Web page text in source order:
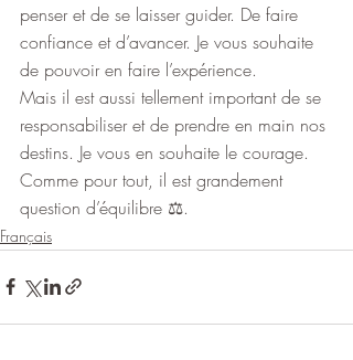
penser et de se laisser guider. De faire
confiance et d’avancer. Je vous souhaite
de pouvoir en faire l’expérience.
Mais il est aussi tellement important de se
responsabiliser et de prendre en main nos
destins. Je vous en souhaite le courage.
Comme pour tout, il est grandement
question d’équilibre ⚖️.
Français